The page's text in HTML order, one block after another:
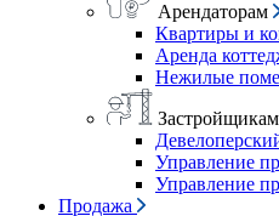
Арендаторам
Квартиры и
Аренда
Нежилые
Застройщикам
Управление
Управление
Продажа